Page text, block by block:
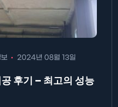
2024년 08월 13일
후기 – 최고의 성능